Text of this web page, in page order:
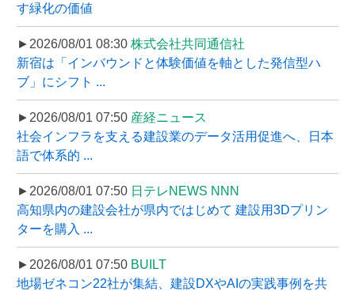
す緑化の価値
►2026/08/01 08:30 株式会社共同通信社
新宿は「インバウンドと体験価値を軸とした発信型ハ
ブ」にシフト ...
►2026/08/01 07:50 産経ニュース
社会インフラを支える建設業のデータ活用促進へ、日本
語で体系的 ...
►2026/08/01 07:50 日テレNEWS NNN
高知県内の建設会社が県内ではじめて 建設用3Dプリン
ターを購入 ...
►2026/08/01 07:50 BUILT
地場ゼネコン22社が集結、建設DXやAIの実践事例を共